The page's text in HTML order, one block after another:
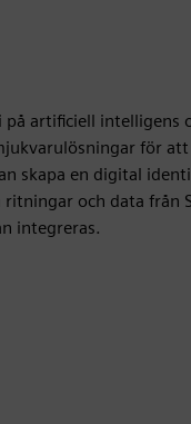
artificiell intelligens
för
skapa en digital
och data från
integreras.